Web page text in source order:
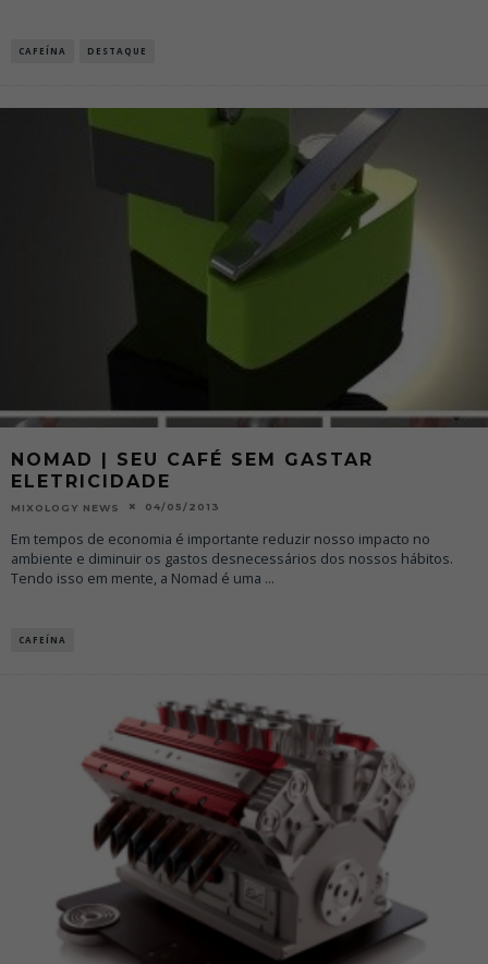
CAFEÍNA DESTAQUE
NOMAD | SEU CAFÉ SEM GASTAR
ELETRICIDADE
MIXOLOGY NEWS 04/05/2013
Em tempos de economia é importante reduzir nosso impacto no
ambiente e diminuir os gastos desnecessários dos nossos hábitos.
Tendo isso em mente, a Nomad é uma ...
CAFEÍNA